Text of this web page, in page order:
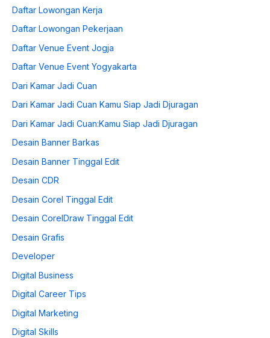
Daftar Lowongan Kerja
Daftar Lowongan Pekerjaan
Daftar Venue Event Jogja
Daftar Venue Event Yogyakarta
Dari Kamar Jadi Cuan
Dari Kamar Jadi Cuan Kamu Siap Jadi Djuragan
Dari Kamar Jadi Cuan:Kamu Siap Jadi Djuragan
Desain Banner Barkas
Desain Banner Tinggal Edit
Desain CDR
Desain Corel Tinggal Edit
Desain CorelDraw Tinggal Edit
Desain Grafis
Developer
Digital Business
Digital Career Tips
Digital Marketing
Digital Skills